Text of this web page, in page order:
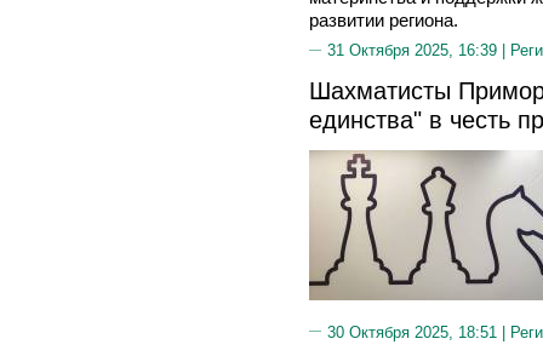
развитии региона.
31 Октября 2025, 16:39 |
Шахматисты
единства" в честь
30 Октября 2025, 18:51 |